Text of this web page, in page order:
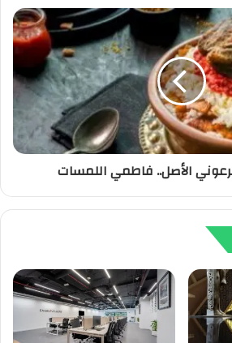
الأصل.. فاطمي اللمسات